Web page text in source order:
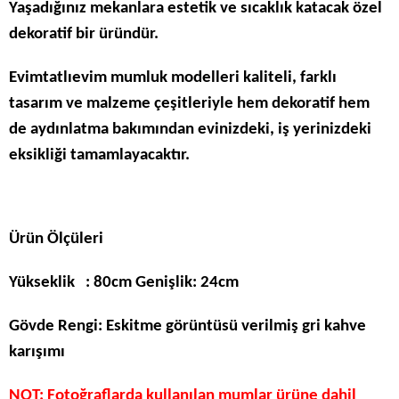
Yaşadığınız mekanlara estetik ve sıcaklık katacak özel
dekoratif bir üründür.
Evimtatlıevim mumluk modelleri kaliteli, farklı
tasarım ve malzeme çeşitleriyle hem dekoratif hem
de aydınlatma bakımından evinizdeki, iş yerinizdeki
eksikliği tamamlayacaktır.
Ürün Ölçüleri
Yükseklik : 80cm Genişlik: 24cm
Gövde Rengi: Eskitme görüntüsü verilmiş gri kahve
karışımı